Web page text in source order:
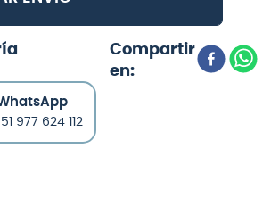
977 624 112